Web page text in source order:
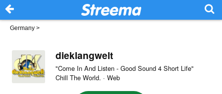
Germany >
dieklangwelt
"Come In And Listen - Good Sound 4 Short Life"
Chill The World. · Web